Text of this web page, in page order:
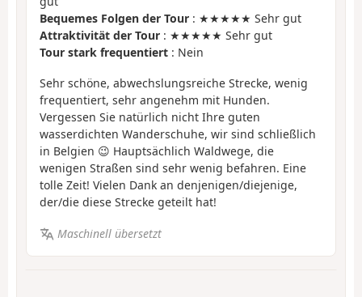
Bequemes Folgen der Tour : ★★★★★ Sehr gut
Attraktivität der Tour : ★★★★★ Sehr gut
Tour stark frequentiert : Nein
Sehr schöne, abwechslungsreiche Strecke, wenig
frequentiert, sehr angenehm mit Hunden.
Vergessen Sie natürlich nicht Ihre guten
wasserdichten Wanderschuhe, wir sind schließlich
in Belgien 😉 Hauptsächlich Waldwege, die
wenigen Straßen sind sehr wenig befahren. Eine
tolle Zeit! Vielen Dank an denjenigen/diejenige,
der/die diese Strecke geteilt hat!
Maschinell übersetzt